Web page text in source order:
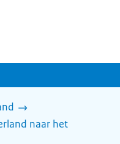
naar het